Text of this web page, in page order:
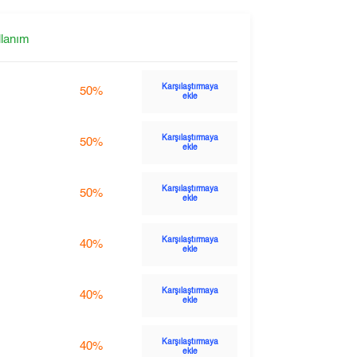
50%
Karşılaştırmaya
ekle
50%
Karşılaştırmaya
ekle
50%
Karşılaştırmaya
ekle
40%
Karşılaştırmaya
ekle
40%
Karşılaştırmaya
ekle
40%
Karşılaştırmaya
ekle